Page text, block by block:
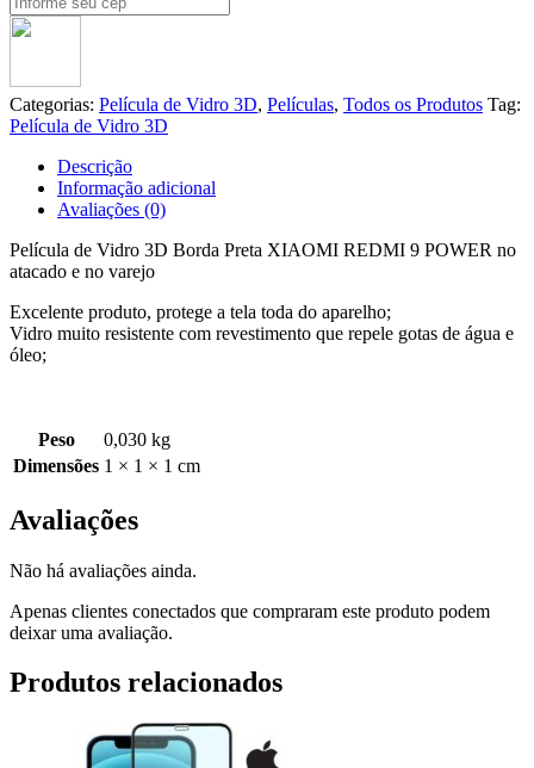
Categorias: Película de Vidro 3D, Películas, Todos os Produtos Tag:
Película de Vidro 3D
Descrição
Informação adicional
Avaliações (0)
Película de Vidro 3D Borda Preta XIAOMI REDMI 9 POWER no
atacado e no varejo
Excelente produto, protege a tela toda do aparelho;
Vidro muito resistente com revestimento que repele gotas de água e
óleo;
Peso
0,030 kg
Dimensões 1 × 1 × 1 cm
Avaliações
Não há avaliações ainda.
Apenas clientes conectados que compraram este produto podem
deixar uma avaliação.
Produtos relacionados